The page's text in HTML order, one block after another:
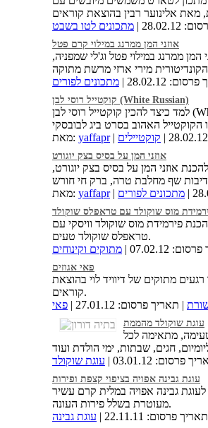
| מתכונים לטו בשבט
אוזני המן ממרנג במילוי קרם פטל
המן ממרנג במילוי פטל וג'לי שמפניה,
28.02.12 | מתכונים לפורים
קוקטייל רוסי לבן (White Russian)
למד כיצד להכין קוקטייל רוסי לבן (White Russian),
מאת: yaffapr קוקטיילים
אוזני המן על בסיס בצק יוגורט
אוזני המן על בסיס בצק יוגורט,
מאת: yaffapr מתכונים לפורים
מוס שוקולד עם טראפלס שוקולד
פירמידת מוס שוקולד וויסקי עם
טראפלס שוקולד טעים.
07.02.12 |
מתוקים וקינוחים
פאי אגוזים
מתוקים של דיוויד לוי בהוצאת
קוראים.
| תאריך פרסום: 27.01.12 | פאי
עוגת שוקולד מהממת
מתאימה לכל
פרסום: 03.01.12 | עוגת שוקולד
עוגת גבינה אפויה בציפוי קצפת ופירות
לעוגת גבינה אפויה במלית קרם עשיר
מעוטרת בשלל פירות העונה.
פרסום: 22.11.11 |
עוגת גבינה